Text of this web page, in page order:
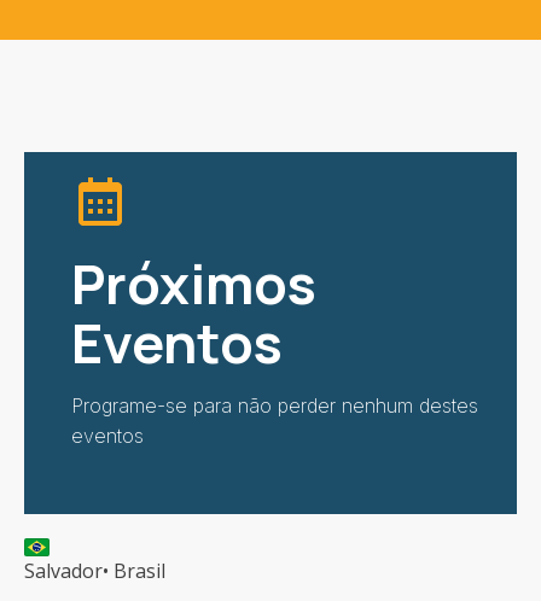
Próximos
Eventos
Programe-se para não perder nenhum destes
eventos
Salvador• Brasil